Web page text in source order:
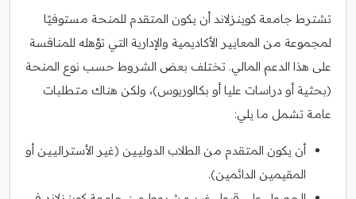
تشترط جامعة كوينزلاند أن يكون المتقدم للمنحة مستوفيًا
لمجموعة من المعايير الأكاديمية والإدارية التي تؤهله للمنافسة
على هذا الدعم المالي. تختلف بعض الشروط حسب نوع المنحة
(بحثية أو دراسات عليا أو بكالوريوس)، ولكن هناك متطلبات
عامة تشمل ما يلي:
أن يكون المتقدم من الطلاب الدوليين (غير الأستراليين أو
المقيمين الدائمين).